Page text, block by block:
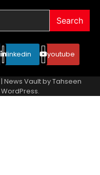
Search
linkedin youtube
| News Vault byTahseen
WordPress.